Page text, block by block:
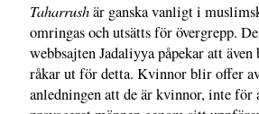
Taharrushär ganska vanligt i
omringas och utsätts för övergrepp.
webbsajten Jadaliyya påpekar att
råkar ut för detta. Kvinnor blir offer
anledningen att de är kvinnor, inte för